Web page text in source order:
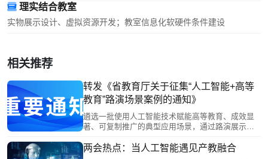
理实结合教室
实物展示设计、虚拟资源开发；教室信息化软硬件条件建设
相关推荐
转发《省教育厅关于征集“人工智能+高等
教育”路演场景案例的通知》
遴选一批使用人工智能技术赋能高等教育、成效显
著、可复制推广的典型应用场景，通过路演展示、
能赋能我省高等教育改革发展。
两会热点：当人工智能遇见产教融合